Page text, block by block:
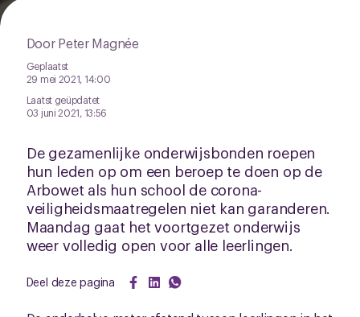
Door Peter Magnée
Geplaatst
29 mei 2021, 14:00
Laatst geüpdatet
03 juni 2021, 13:56
De gezamenlijke onderwijsbonden roepen
hun leden op om een beroep te doen op de
Arbowet als hun school de corona-
veiligheidsmaatregelen niet kan garanderen.
Maandag gaat het voortgezet onderwijs
weer volledig open voor alle leerlingen.
Deel deze pagina